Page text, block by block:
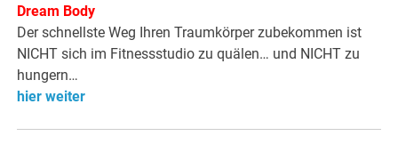
Dream Body
Der schnellste Weg Ihren Traumkörper zubekommen ist
NICHT sich im Fitnessstudio zu quälen… und NICHT zu
hungern…
hier weiter